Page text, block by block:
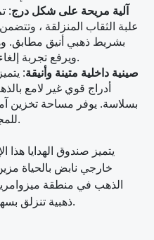
آلية مريحة على شكل درج:
علبة الثقاب المنزلقة ،
بشريط ذهبي أنيق مطابق.
ويرفع تجربة إلغاء التغليف الشاملة للمستلم.
صينية داخلية متينة وأنيقة:
أدراج قوي غير لامع
بسلاسة. يوفر مساحة تخزين
للمجوهرات أو الهدايا الحساسة.
يتميز صندوق الهدايا هذا
خارجي نابض بالحياة
الذهب في منطقة
ذهبية تنزلق بسهولة باستخدام سحب شريط مريح.